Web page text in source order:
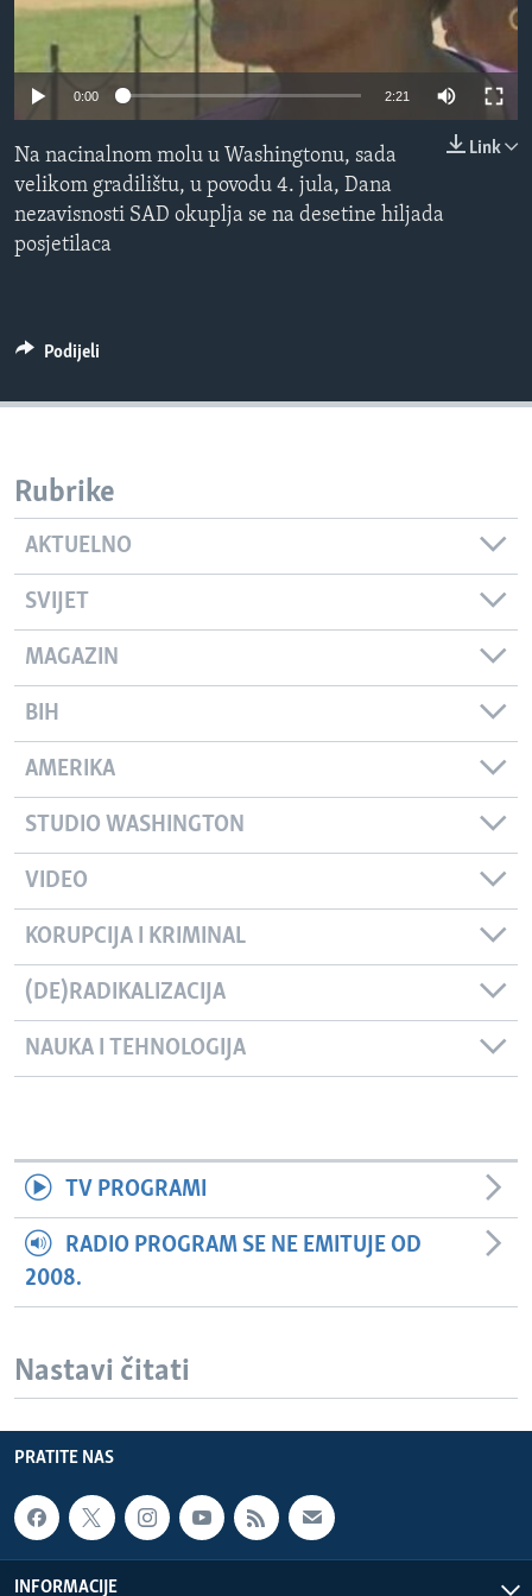
MAGAZIN
O GLASU AMERIKE
Learning English
PRATITE NAS
0:00 2:21
Link
Na nacinalnom molu u Washingtonu, sada
velikom gradilištu, u povodu 4. jula, Dana
nezavisnosti SAD okuplja se na desetine hiljada
posjetilaca
Podijeli
Rubrike
AKTUELNO
SVIJET
MAGAZIN
BIH
AMERIKA
STUDIO WASHINGTON
VIDEO
KORUPCIJA I KRIMINAL
(DE)RADIKALIZACIJA
NAUKA I TEHNOLOGIJA
TV PROGRAMI
RADIO PROGRAM SE NE EMITUJE OD
2008.
Nastavi čitati
PRATITE NAS
INFORMACIJE